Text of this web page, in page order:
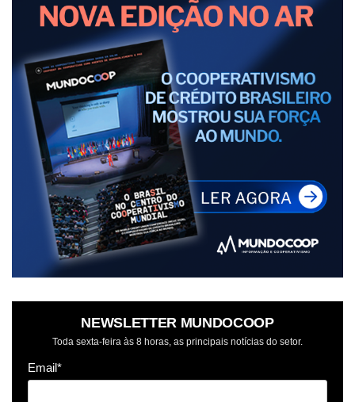
NEWSLETTER MUNDOCOOP
Toda sexta-feira às 8 horas, as principais notícias do setor.
Email*